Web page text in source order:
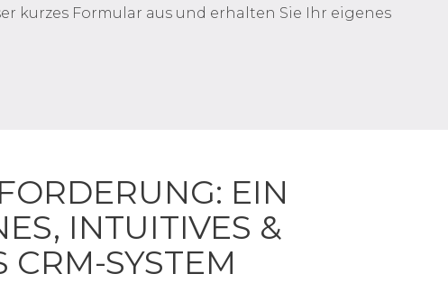
kurzes Formular aus und erhalten Sie Ihr eigenes
EIN
INTUITIVES &
CRM-SYSTEM